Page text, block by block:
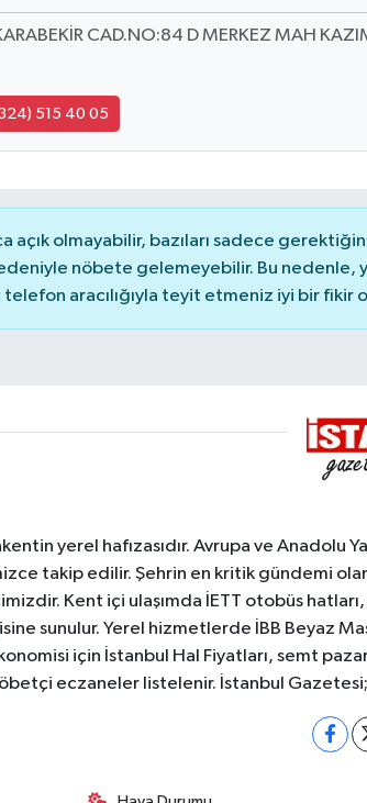
CAD.NO:84 D MERKEZ MAH
515 40 05
açık olmayabilir, bazıları sadece
nöbete gelemeyebilir. Bu nedenle,
aracılığıyla teyit etmeniz iyi bir fikir
yerel hafızasıdır. Avrupa ve Anadolu
takip edilir. Şehrin en kritik gündemi
Kent içi ulaşımda İETT otobüs
sunulur. Yerel hizmetlerde İBB Beyaz
için İstanbul Hal Fiyatları, semt
eczaneler listelenir. İstanbul